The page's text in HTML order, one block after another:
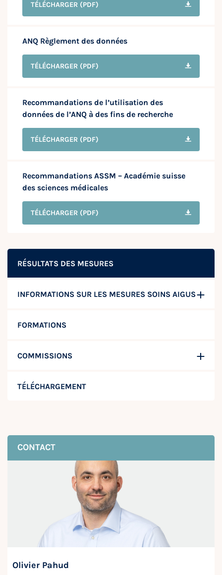
RÉSULTATS DES MESURES
INFORMATIONS SUR LES MESURES SOINS AIGUS
FORMATIONS
COMMISSIONS
TÉLÉCHARGEMENT
CONTACT
Olivier Pahud
TÉLÉCHARGER (PDF)
ANQ Règlement des données
TÉLÉCHARGER (PDF)
Recommandations de l’utilisation des
données de l’ANQ à des fins de recherche
TÉLÉCHARGER (PDF)
Recommandations ASSM – Académie suisse
des sciences médicales
TÉLÉCHARGER (PDF)